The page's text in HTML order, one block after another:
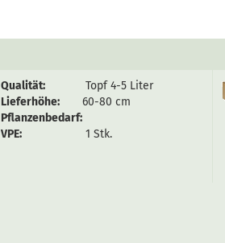
Qualität:
Topf 4-5 Liter
Lieferhöhe:
60-80 cm
Pflanzenbedarf:
VPE:
1 Stk.